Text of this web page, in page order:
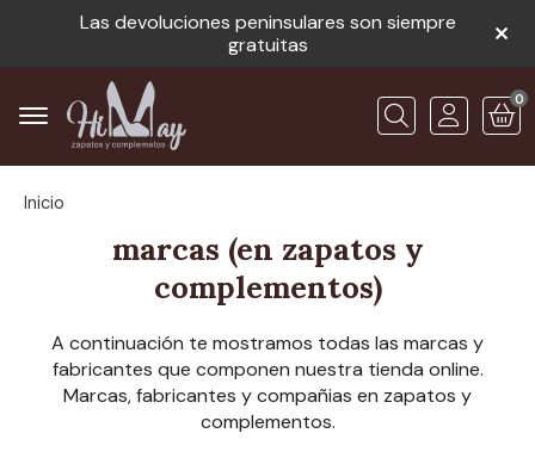
Las devoluciones peninsulares son siempre
gratuitas
Buscar
0
Inicio
marcas (en zapatos y
complementos)
A continuación te mostramos todas las marcas y
fabricantes que componen nuestra tienda online.
Marcas, fabricantes y compañias en zapatos y
complementos.